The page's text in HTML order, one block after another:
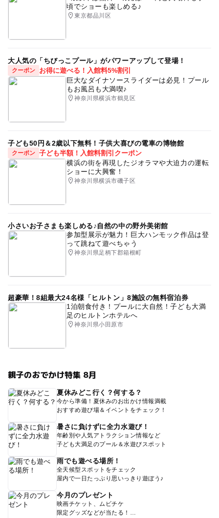
頃でショーも楽しめる♪
東京都品川区
大人気の「ちびっこプール」がパワーアップして登場！
クーポン
お得に遊べる！入館料5%割引
巨大なダイナソースライダーは必見！プール
もお風呂も大満喫♪
神奈川県横浜市鶴見区
子ども50円＆2歳以下無料！子供大喜びの電車の博物館
クーポン 子ども半額！入館料割引クーポン
横浜の街を再現したジオラマや大迫力の運転
ショーに大興奮！
神奈川県横浜市磯子区
小さいお子さまも楽しめる♪自然の中の野外美術館
参加型展示が魅力！巨大ハンモック作品は登
って跳ねて遊べちゃう
神奈川県足柄下郡箱根町
超豪華！8組最大24名様「ヒルトン」8施設の無料宿泊券
1泊朝食付き！プールに大自然！子ども大満
足のヒルトンホテルへ
神奈川県小田原市
親子のおでかけ特集 8月
夏休みどこ行く？何する？
今から準備！夏休みのお出かけ情報満載
おすすめ遊び場＆イベントをチェック！
暑さに負けずに全力水遊び！
年齢別や人気アトラクション情報など
子ども大満足のプール＆水遊びスポット
雨でも遊べる場所！
全天候型スポットをチェック
屋内で一日たっぷり思いっきり遊ぼう♪
今月のプレゼント
映画チケット、ムビチケ
限定グッズなどが当たる！